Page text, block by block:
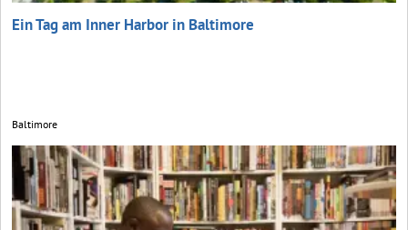
Ein Tag am Inner Harbor in Baltimore
Baltimore